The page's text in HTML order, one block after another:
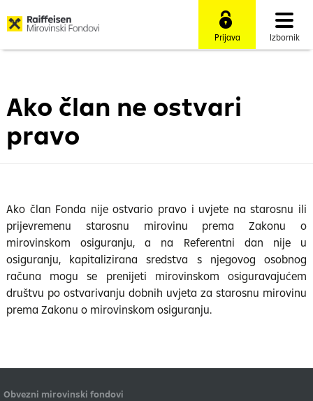
Izbornik
Prijava
Ako član ne ostvari
pravo
Ako član Fonda nije ostvario pravo i uvjete na starosnu ili
prijevremenu starosnu mirovinu prema Zakonu o
mirovinskom osiguranju, a na Referentni dan nije u
osiguranju, kapitalizirana sredstva s njegovog osobnog
računa mogu se prenijeti mirovinskom osiguravajućem
društvu po ostvarivanju dobnih uvjeta za starosnu mirovinu
prema Zakonu o mirovinskom osiguranju.
Obvezni mirovinski fondovi